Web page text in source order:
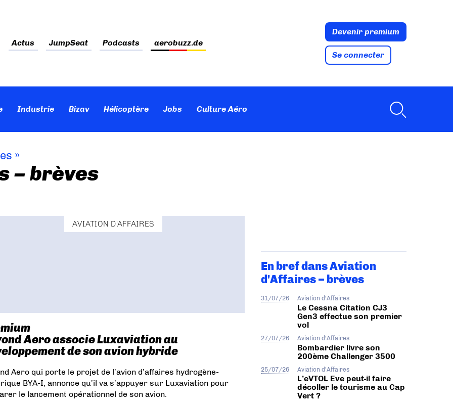
Actus JumpSeat Podcasts aerobuzz.de
Devenir premium
Se connecter
Industrie Bizav Hélicoptère Jobs Culture Aéro
»
– brèves
AVIATION D'AFFAIRES
Aero associe Luxaviation au
de son avion hybride
Aero qui porte le projet de l’avion d’affaires hydrogène-
BYA-I, annonce qu’il va s’appuyer sur Luxaviation pour
le lancement opérationnel de son avion.
En bref dans Aviation
d'Affaires – brèves
31/07/26 Aviation d'Affaires
Le Cessna Citation CJ3
Gen3 effectue son premier
vol
27/07/26 Aviation d'Affaires
Bombardier livre son
200ème Challenger 3500
25/07/26 Aviation d'Affaires
L’eVTOL Eve peut-il faire
décoller le tourisme au Cap
Vert ?